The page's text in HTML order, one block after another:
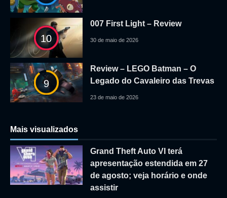
10
007 First Light – Review
30 de maio de 2026
9
Review – LEGO Batman – O
Legado do Cavaleiro das Trevas
23 de maio de 2026
Mais visualizados
Grand Theft Auto VI terá
apresentação estendida em 27
de agosto; veja horário e onde
assistir